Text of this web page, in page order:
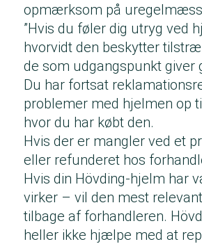
opmærksom på
”Hvis du føler dig utryg ved
hvorvidt den beskytter
de som udgangspunkt giver
Du har fortsat
problemer med hjelmen op
hvor du har købt den.
Hvis der er mangler ved et
eller refunderet hos
Hvis din Hövding-hjelm har
virker – vil den mest
tilbage af forhandleren.
heller ikke hjælpe med at